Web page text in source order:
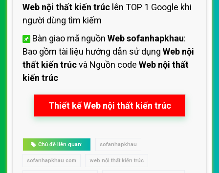
Web nội thất kiến trúc lên TOP 1 Google khi
người dùng tìm kiếm
Bàn giao mã nguồn Web sofanhapkhau:
Bao gồm tài liệu hướng dẫn sử dụng Web nội
thất kiến trúcvà Nguồn code Web nội thất
kiến trúc
Thiết kế Web nội thất kiến trúc
Chủ đề liên quan: sofanhapkhau
sofanhapkhau.com web nội thất kiến trúc